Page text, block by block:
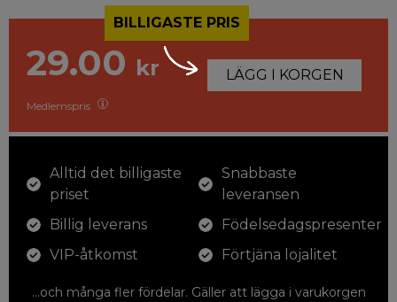
BILLIGASTE PRIS
29.00 kr
Medlemspris
LÄGG I KORGEN
Alltid det billigaste
priset
Billig leverans
VIP-åtkomst
Snabbaste
leveransen
Födelsedagspresenter
Förtjäna lojalitet
...och många fler fördelar. Gäller att lägga i varukorgen